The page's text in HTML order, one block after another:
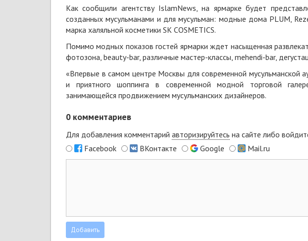
Как сообщили агентству IslamNews, на ярмарке будет
созданных мусульманами и для мусульман: модные дома PLUM,
марка халяльной косметики SK COSMETICS.
Помимо модных показов гостей ярмарки ждет насыщенная
фотозона, beauty-bar, различные мастер-классы, mehendi-bar,
«Впервые в самом центре Москвы для современной мусульманской
и приятного шоппинга в современной модной торговой
занимающейся продвижением мусульманских дизайнеров.
0 комментариев
Для добавления комментарий авторизируйтесь на сайте либо
Facebook
ВКонтакте Google Mail.ru